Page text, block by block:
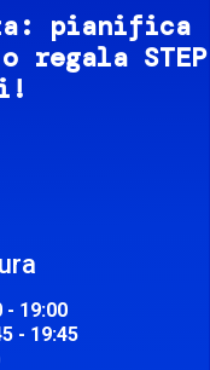
pianifica
STEP
- 19:00
- 19:45